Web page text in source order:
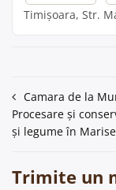
Timișoara, Str.
Navigare
în
Camara de la
Procesare și
și legume în
Trimite un